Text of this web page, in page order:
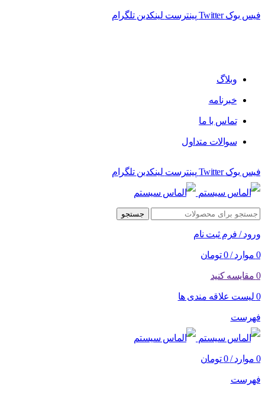
فیس بوک Twitter پینترست لینکدین تلگرام
وبلاگ
خبرنامه
تماس با ما
سوالات متداول
فیس بوک Twitter پینترست لینکدین تلگرام
جستجو
ورود / فرم ثبت نام
0 موارد /
0 تومان
0 مقایسه کنید
0 لیست علاقه مندی ها
فهرست
0 موارد /
0 تومان
فهرست